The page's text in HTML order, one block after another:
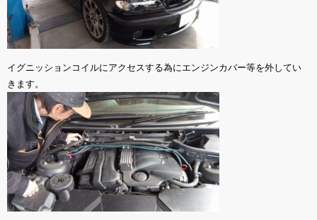
イグニッションコイルにアクセスする為にエンジンカバー等を外してい
きます。